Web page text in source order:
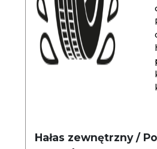
Hałas zewnętrzny /